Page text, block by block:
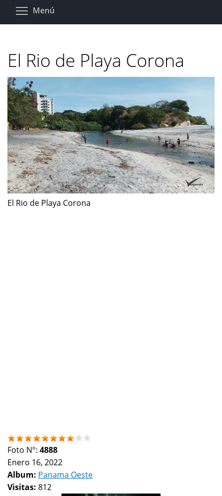
Pasar
Menú
El Rio de Playa Corona
El Rio de Playa Corona
Foto N°: 4888
Enero 16, 2022
Album: Panama Oeste
Visitas: 812